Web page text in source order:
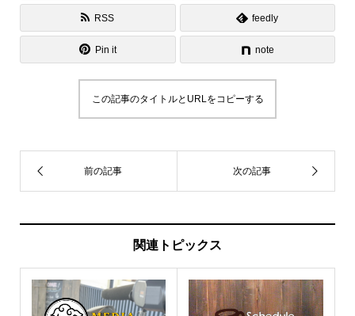
RSS feedly
Pin it note
この記事のタイトルとURLをコピーする
関連トピックス